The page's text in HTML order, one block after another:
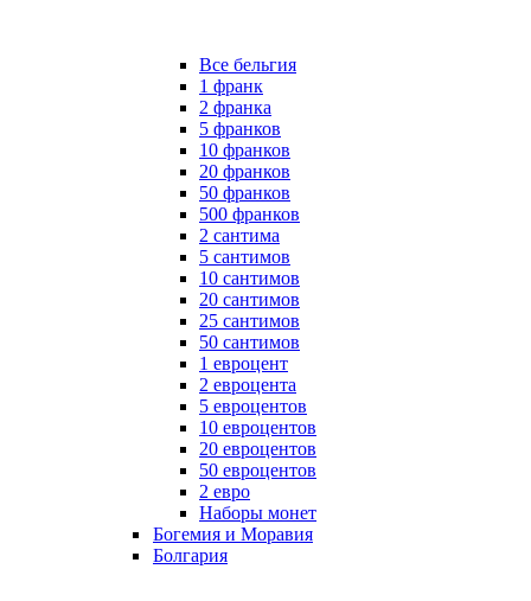
Все бельгия
1 франк
2 франка
5 франков
10 франков
20 франков
50 франков
500 франков
2 сантима
5 сантимов
10 сантимов
20 сантимов
25 сантимов
50 сантимов
1 евроцент
2 евроцента
5 евроцентов
10 евроцентов
20 евроцентов
50 евроцентов
2 евро
Наборы монет
Богемия и Моравия
Болгария